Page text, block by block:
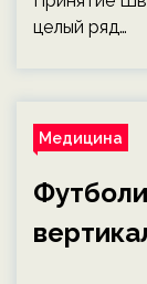
целый ряд…
Медицина